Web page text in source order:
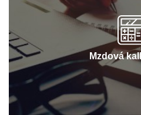
Mzdová